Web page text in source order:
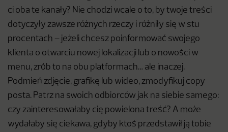
ci oba te kanały? Nie chodzi wcale o to, by twoje treści
dotyczyły zawsze różnych rzeczy i różniły się w stu
procentach – jeżeli chcesz poinformować swojego
klienta o otwarciu nowej lokalizacji lub o nowości w
menu, zrób to na obu platformach… ale inaczej.
Podmień zdjęcie, grafikę lub wideo, zmodyfikuj copy
posta. Patrz na swoich odbiorców jak na siebie samego:
czy zainteresowałaby cię powielona treść? A może
wydałaby się ciekawa, gdyby ktoś przedstawił ją tobie